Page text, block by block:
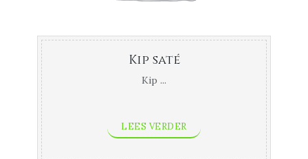
Kip saté
Kip ...
LEES VERDER